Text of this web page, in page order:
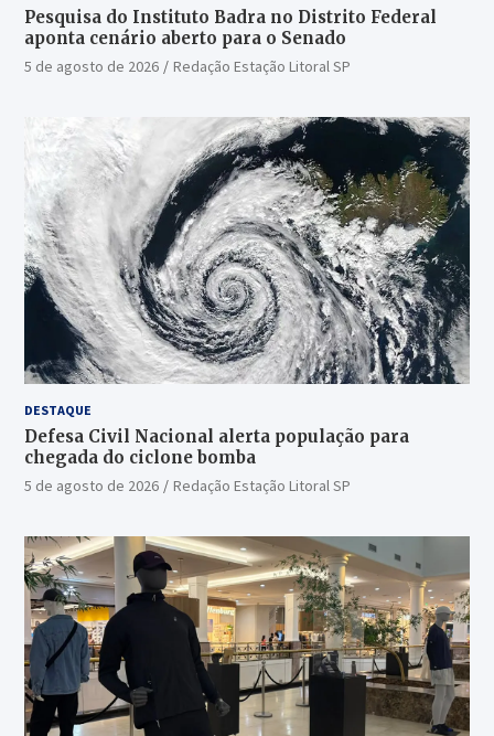
Pesquisa do Instituto Badra no Distrito Federal
aponta cenário aberto para o Senado
5 de agosto de 2026 Redação Estação Litoral SP
DESTAQUE
Defesa Civil Nacional alerta população para
chegada do ciclone bomba
5 de agosto de 2026 Redação Estação Litoral SP